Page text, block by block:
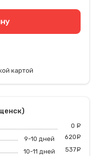
картой
0
9-10 дней 620
10-11 дней 537